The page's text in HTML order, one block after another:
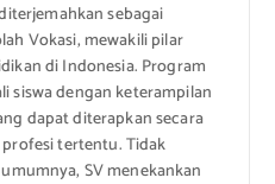
sebagai
Vokasi, mewakili pilar
di Indonesia. Program
siswa dengan keterampilan
dapat diterapkan secara
tertentu. Tidak
SV menekankan